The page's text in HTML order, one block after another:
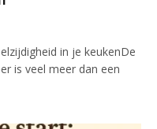
in je keukenDe
is veel meer dan een